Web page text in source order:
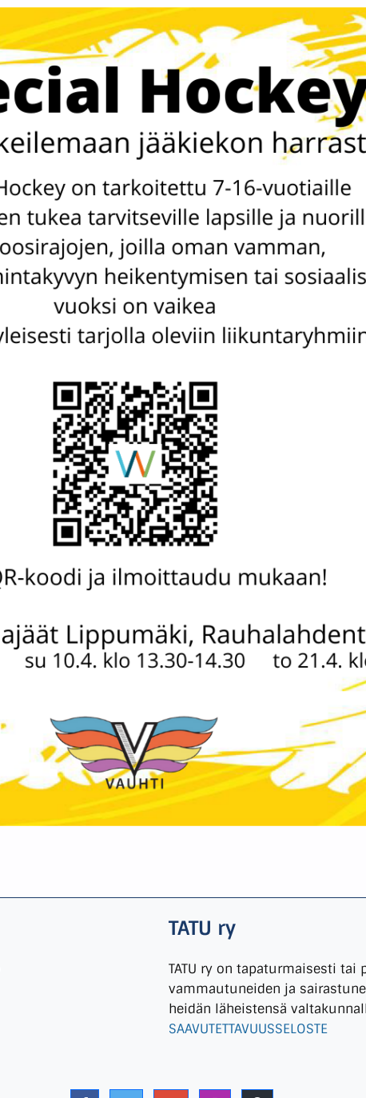
TATU ry
TATU ry on tapaturmaisesti tai
vammautuneiden ja
heidän läheistensä
SAAVUTETTAVUUSSELOSTE